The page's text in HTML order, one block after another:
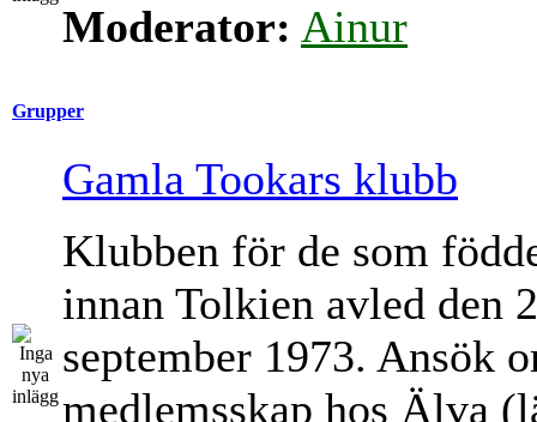
Moderator: Ainur
Grupper
Gamla Tookars klubb
Klubben för de som
innan Tolkien avled den 2
september 1973. Ansök
medlemsskap hos Älva